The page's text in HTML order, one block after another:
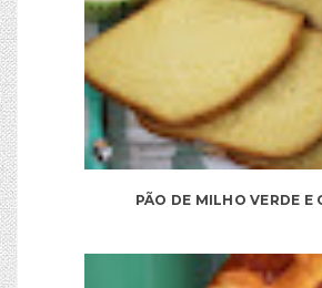
PÃO DE MILHO VERDE E